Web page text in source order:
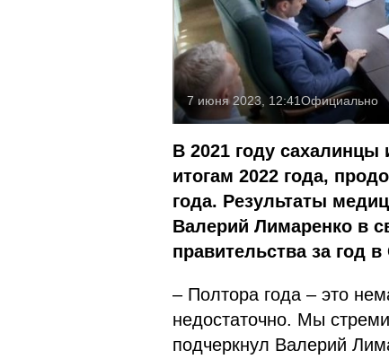
7 июня 2023, 12:41Официально
В 2021 году сахалинцы
итогам 2022 года,
года. Результаты
Валерий Лимаренко в
правительства за год
– Полтора года – это
недостаточно. Мы
подчеркнул Валерий